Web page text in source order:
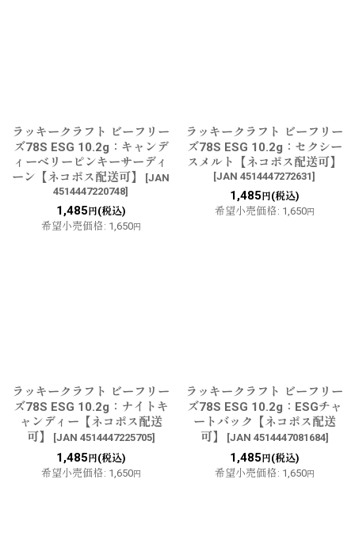
ラッキークラフト ビーフリー
ズ78S ESG 10.2g：キャンデ
ィーベリーピンキーサーディ
ーン【ネコポス配送可】
[JAN
4514447220748]
1,485 円(税込)
希望小売価格: 1,650円
ラッキークラフト ビーフリー
ズ78S ESG 10.2g：セクシー
スメルト【ネコポス配送可】
[JAN 4514447272631]
1,485 円(税込)
希望小売価格: 1,650円
ラッキークラフト ビーフリー
ズ78S ESG 10.2g：ナイトキ
ャンディー【ネコポス配送
可】
[JAN 4514447225705]
1,485 円(税込)
希望小売価格: 1,650円
ラッキークラフト ビーフリー
ズ78S ESG 10.2g：ESGチャ
ートバック【ネコポス配送
可】
[JAN 4514447081684]
1,485 円(税込)
希望小売価格: 1,650円